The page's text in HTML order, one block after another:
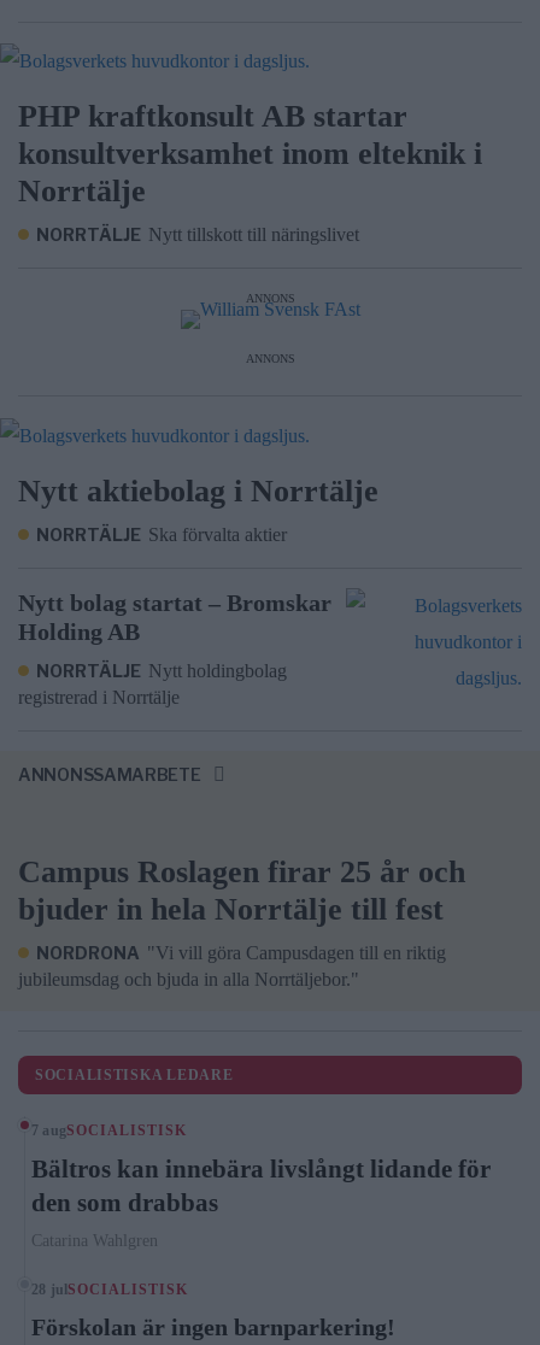
PHP kraftkonsult AB startar
konsultverksamhet inom elteknik i
Norrtälje
NORRTÄLJE Nytt tillskott till näringslivet
ANNONS
ANNONS
Nytt aktiebolag i Norrtälje
NORRTÄLJE Ska förvalta aktier
Nytt bolag startat – Bromskar
Holding AB
NORRTÄLJE Nytt holdingbolag
registrerad i Norrtälje
ANNONSSAMARBETE
Campus Roslagen firar 25 år och
bjuder in hela Norrtälje till fest
NORDRONA "Vi vill göra Campusdagen till en riktig
jubileumsdag och bjuda in alla Norrtäljebor."
SOCIALISTISKA LEDARE
7 augSOCIALISTISK
Bältros kan innebära livslångt lidande för
den som drabbas
Catarina Wahlgren
28 julSOCIALISTISK
Förskolan är ingen barnparkering!